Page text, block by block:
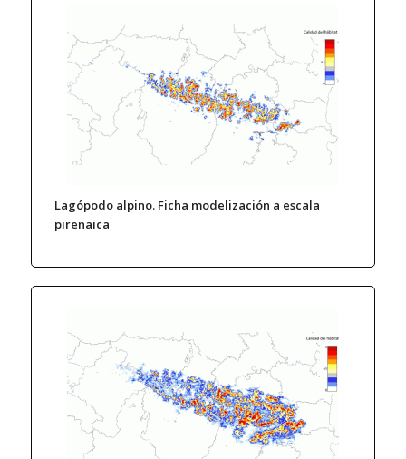
Lagópodo alpino. Ficha modelización a escala
pirenaica